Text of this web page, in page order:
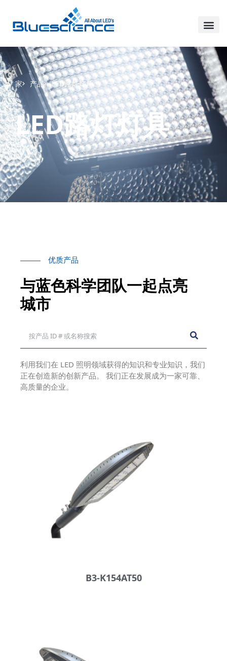
家 产品 LED路灯灯具
LED路灯灯具
优质产品
与蓝色科学团队一起点亮
城市
利用我们在 LED 照明领域获得的知识和专业知识，我们
正在创造新的创新产品。 我们正在发展成为一家可靠、
高质量的企业。
B3-K154AT50